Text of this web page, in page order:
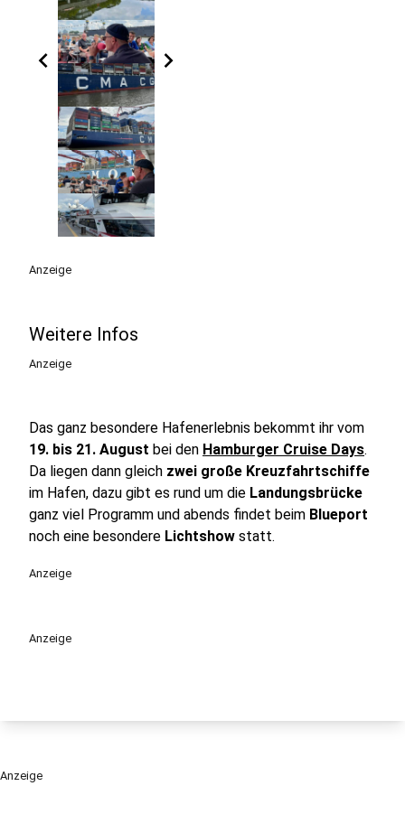
chevron_left chevron_right
Anzeige
Weitere Infos
Anzeige
Das ganz besondere Hafenerlebnis bekommt ihr vom
19. bis 21. August bei den Hamburger Cruise Days.
Da liegen dann gleich zwei große Kreuzfahrtschiffe
im Hafen, dazu gibt es rund um die Landungsbrücke
ganz viel Programm und abends findet beim Blueport
noch eine besondere Lichtshow statt.
Anzeige
Anzeige
Anzeige